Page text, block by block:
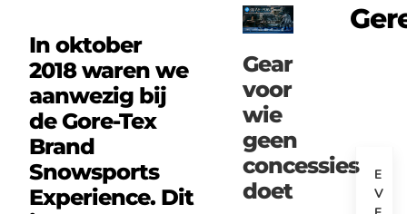
In oktober
2018 waren we
aanwezig bij
de Gore-Tex
Brand
Snowsports
Experience. Dit
Gear
voor
wie
geen
concessies
doet
E
V